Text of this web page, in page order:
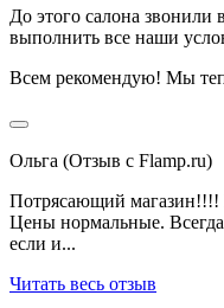
До этого салона звонили
выполнить все наши
Всем рекомендую! Мы
Ольга (Отзыв с Flamp.ru)
Потрясающий
Цены нормальные.
если и...
Читать весь отзыв